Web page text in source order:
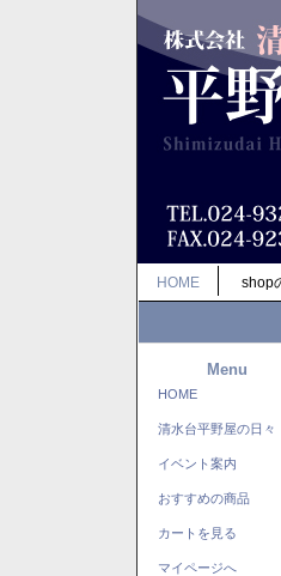
HOME shop
Menu
HOME
清水台平野屋の日々
イベント案内
おすすめの商品
カートを見る
マイページへ